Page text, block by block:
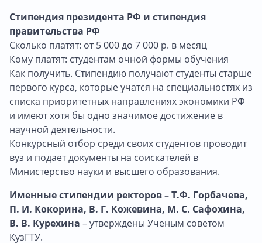
Стипендия президента РФ и стипендия
правительства РФ
Сколько платят: от 5 000 до 7 000 р. в месяц
Кому платят: студентам очной формы обучения
Как получить. Стипендию получают студенты старше
первого курса, которые учатся на специальностях из
списка приоритетных направлениях экономики РФ
и имеют хотя бы одно значимое достижение в
научной деятельности.
Конкурсный отбор среди своих студентов проводит
вуз и подает документы на соискателей в
Министерство науки и высшего образования.
Именные стипендии ректоров – Т.Ф. Горбачева,
П. И. Кокорина, В. Г. Кожевина, М. С. Сафохина,
В. В. Курехина – утверждены Ученым советом
КузГТУ.